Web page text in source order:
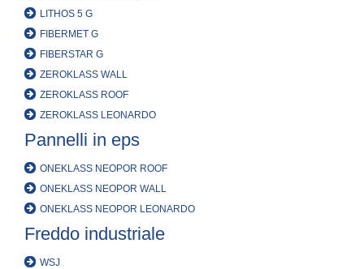
LITHOS 5 G
FIBERMET G
FIBERSTAR G
ZEROKLASS WALL
ZEROKLASS ROOF
ZEROKLASS LEONARDO
Pannelli in eps
ONEKLASS NEOPOR ROOF
ONEKLASS NEOPOR WALL
ONEKLASS NEOPOR LEONARDO
Freddo industriale
WSJ